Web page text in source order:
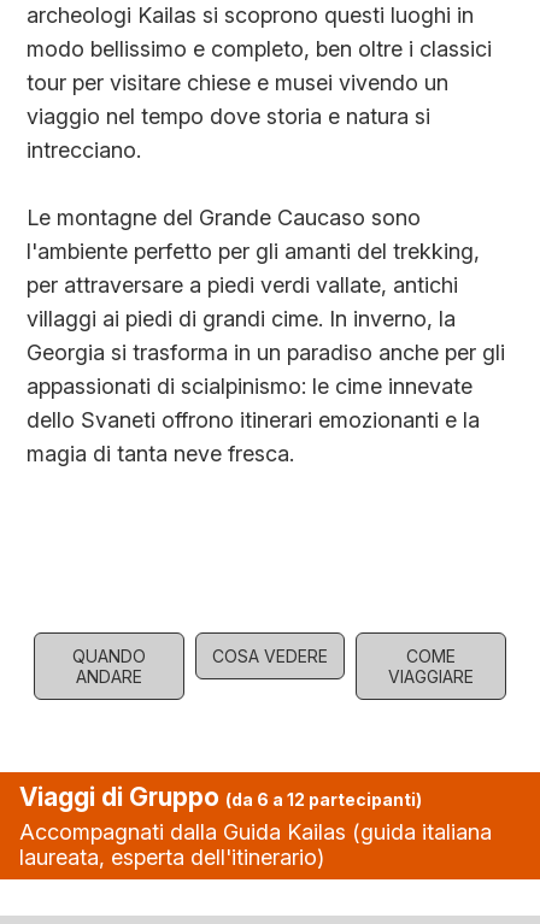
archeologi Kailas si scoprono questi luoghi in
modo bellissimo e completo, ben oltre i classici
tour per visitare chiese e musei vivendo un
viaggio nel tempo dove storia e natura si
intrecciano.
Le montagne del Grande Caucaso sono
l'ambiente perfetto per gli amanti del trekking,
per attraversare a piedi verdi vallate, antichi
villaggi ai piedi di grandi cime. In inverno, la
Georgia si trasforma in un paradiso anche per gli
appassionati di scialpinismo: le cime innevate
dello Svaneti offrono itinerari emozionanti e la
magia di tanta neve fresca.
QUANDO
ANDARE
COSA VEDERE
COME
VIAGGIARE
Viaggi di Gruppo (da 6 a 12 partecipanti)
Accompagnati dalla Guida Kailas (guida italiana
laureata, esperta dell'itinerario)